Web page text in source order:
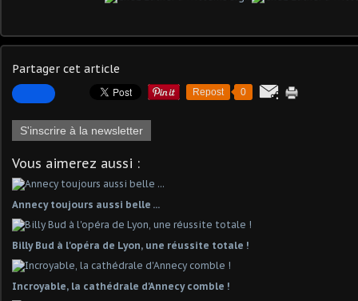
Partager cet article
Repost 0
S'inscrire à la newsletter
Vous aimerez aussi :
Annecy toujours aussi belle ...
Billy Bud à l'opéra de Lyon, une réussite totale !
Incroyable, la cathédrale d'Annecy comble !